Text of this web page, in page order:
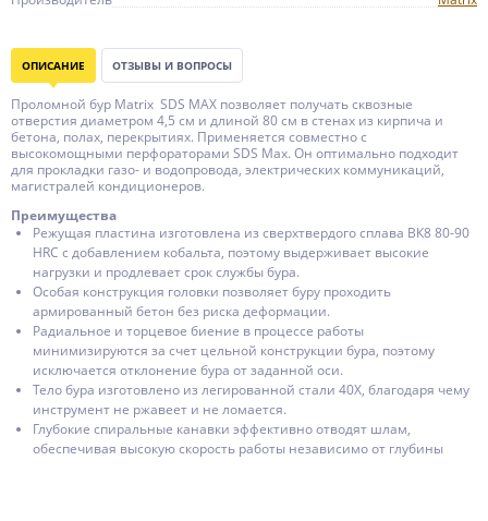
ОПИСАНИЕ ОТЗЫВЫ И ВОПРОСЫ
Проломной бур Matrix SDS MAX позволяет получать сквозные
отверстия диаметром 4,5 см и длиной 80 см в стенах из кирпича и
бетона, полах, перекрытиях. Применяется совместно с
высокомощными перфораторами SDS Max. Он оптимально подходит
для прокладки газо- и водопровода, электрических коммуникаций,
магистралей кондиционеров.
Преимущества
Режущая пластина изготовлена из сверхтвердого сплава ВК8 80-90
HRC с добавлением кобальта, поэтому выдерживает высокие
нагрузки и продлевает срок службы бура.
Особая конструкция головки позволяет буру проходить
армированный бетон без риска деформации.
Радиальное и торцевое биение в процессе работы
минимизируются за счет цельной конструкции бура, поэтому
исключается отклонение бура от заданной оси.
Тело бура изготовлено из легированной стали 40Х, благодаря чему
инструмент не ржавеет и не ломается.
Глубокие спиральные канавки эффективно отводят шлам,
обеспечивая высокую скорость работы независимо от глубины